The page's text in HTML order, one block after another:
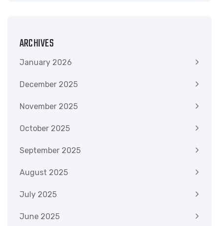
ARCHIVES
January 2026
December 2025
November 2025
October 2025
September 2025
August 2025
July 2025
June 2025